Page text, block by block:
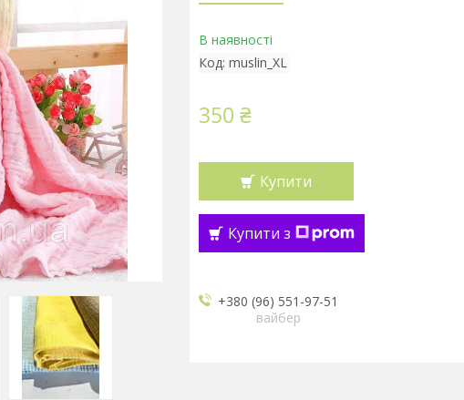
В наявності
Код: muslin_XL
350 ₴
Купити
Купити з
+380 (96) 551-97-51
вайбер